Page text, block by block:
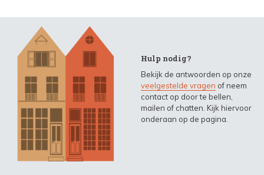
Hulp nodig?
Bekijk de antwoorden op onze
veelgestelde vragen of neem
contact op door te bellen,
mailen of chatten. Kijk hiervoor
onderaan op de pagina.